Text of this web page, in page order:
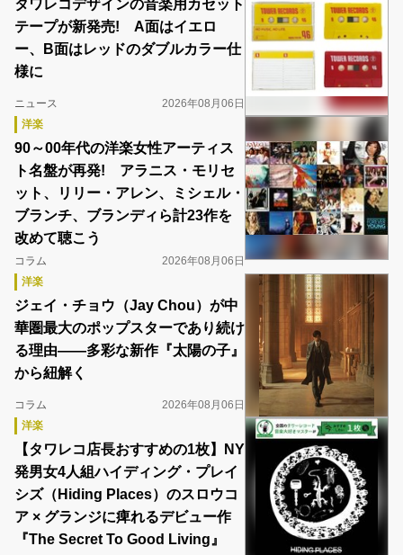
タワレコデザインの音楽用カセット
テープが新発売! A面はイエロ
ー、B面はレッドのダブルカラー仕
様に
ニュース
2026年08月06日
洋楽
90～00年代の洋楽女性アーティス
ト名盤が再発! アラニス・モリセ
ット、リリー・アレン、ミシェル・
ブランチ、ブランディら計23作を
改めて聴こう
コラム
2026年08月06日
洋楽
ジェイ・チョウ（Jay Chou）が中
華圏最大のポップスターであり続け
る理由――多彩な新作『太陽の子』
から紐解く
コラム
2026年08月06日
洋楽
【タワレコ店長おすすめの1枚】NY
発男女4人組ハイディング・プレイ
シズ（Hiding Places）のスロウコ
ア × グランジに痺れるデビュー作
『The Secret To Good Living』